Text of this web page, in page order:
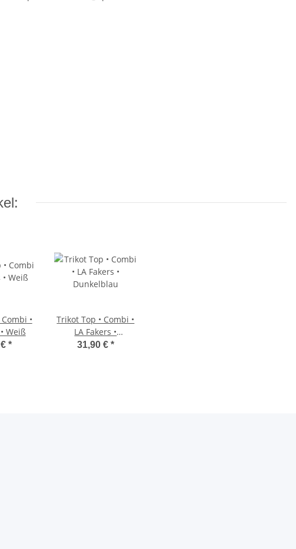
•
Weiß
€*
Trikot Top • Combi •
LA Fakers •
Dunkelblau
31,90 € *